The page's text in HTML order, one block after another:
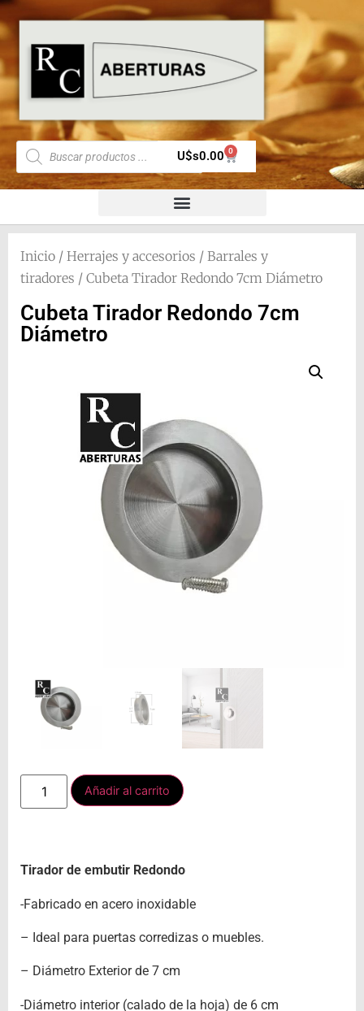
U$s0.00 0
Inicio / Herrajes y accesorios / Barrales y
tiradores / Cubeta Tirador Redondo 7cm Diámetro
Cubeta Tirador Redondo 7cm
Diámetro
Añadir al carrito
Tirador de embutir Redondo
-Fabricado en acero inoxidable
– Ideal para puertas corredizas o muebles.
– Diámetro Exterior de 7 cm
-Diámetro interior (calado de la hoja) de 6 cm